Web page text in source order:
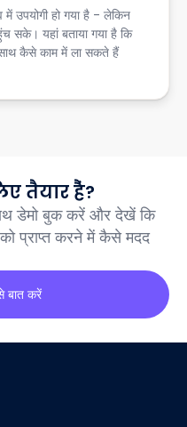
उपयोगी हो गया है - लेकिन
सके। यहां बताया गया है कि
कैसे काम में ला सकते हैं
तैयार हैं?
डेमो बुक करें और देखें कि
प्राप्त करने में कैसे मदद
बात करें